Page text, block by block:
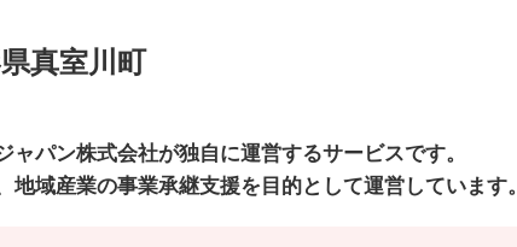
真室川町
パン株式会社が独自に運営するサービスです。
域産業の事業承継支援を目的として運営しています。